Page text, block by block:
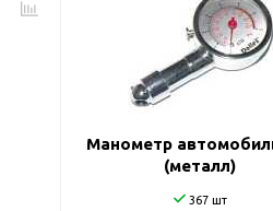
Манометр
(металл)
367 шт